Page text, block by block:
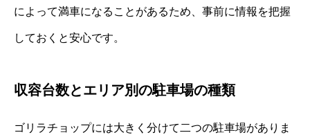
によって満車になることがあるため、事前に情報を把握
しておくと安心です。
収容台数とエリア別の駐車場の種類
ゴリラチョップには大きく分けて二つの駐車場がありま